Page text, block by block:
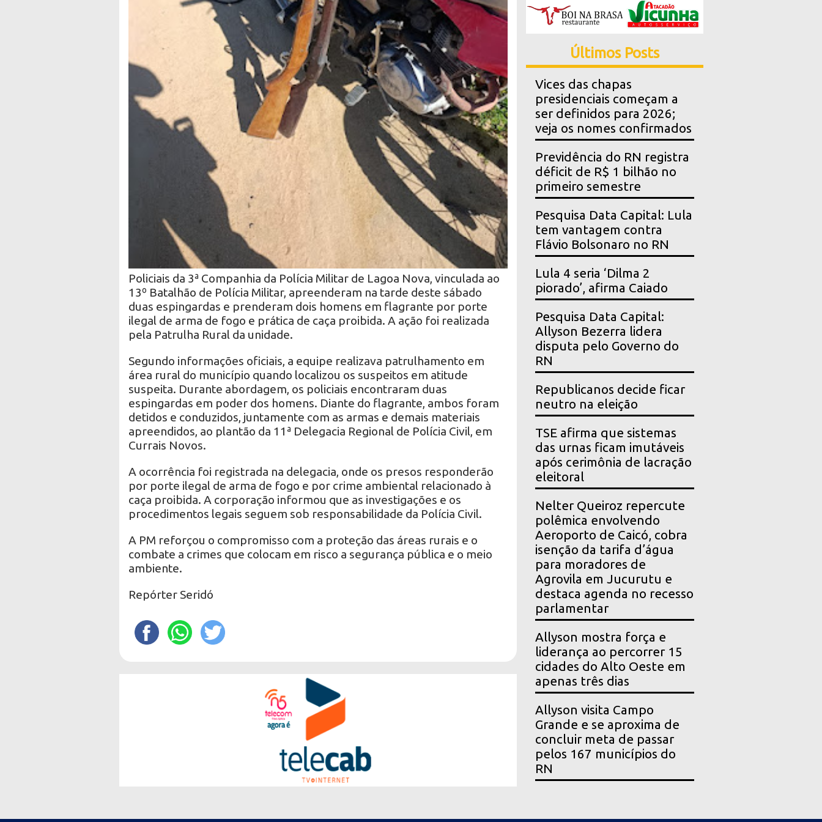
Policiais da 3ª Companhia da Polícia Militar de Lagoa Nova, vinculada ao
13º Batalhão de Polícia Militar, apreenderam na tarde deste sábado
duas espingardas e prenderam dois homens em flagrante por porte
ilegal de arma de fogo e prática de caça proibida. A ação foi realizada
pela Patrulha Rural da unidade.
Segundo informações oficiais, a equipe realizava patrulhamento em
área rural do município quando localizou os suspeitos em atitude
suspeita. Durante abordagem, os policiais encontraram duas
espingardas em poder dos homens. Diante do flagrante, ambos foram
detidos e conduzidos, juntamente com as armas e demais materiais
apreendidos, ao plantão da 11ª Delegacia Regional de Polícia Civil, em
Currais Novos.
A ocorrência foi registrada na delegacia, onde os presos responderão
por porte ilegal de arma de fogo e por crime ambiental relacionado à
caça proibida. A corporação informou que as investigações e os
procedimentos legais seguem sob responsabilidade da Polícia Civil.
A PM reforçou o compromisso com a proteção das áreas rurais e o
combate a crimes que colocam em risco a segurança pública e o meio
ambiente.
Repórter Seridó
Últimos Posts
Vices das chapas
presidenciais começam a
ser definidos para 2026;
veja os nomes confirmados
Previdência do RN registra
déficit de R$ 1 bilhão no
primeiro semestre
Pesquisa Data Capital: Lula
tem vantagem contra
Flávio Bolsonaro no RN
Lula 4 seria ‘Dilma 2
piorado’, afirma Caiado
Pesquisa Data Capital:
Allyson Bezerra lidera
disputa pelo Governo do
RN
Republicanos decide ficar
neutro na eleição
TSE afirma que sistemas
das urnas ficam imutáveis
após cerimônia de lacração
eleitoral
Nelter Queiroz repercute
polêmica envolvendo
Aeroporto de Caicó, cobra
isenção da tarifa d’água
para moradores de
Agrovila em Jucurutu e
destaca agenda no recesso
parlamentar
Allyson mostra força e
liderança ao percorrer 15
cidades do Alto Oeste em
apenas três dias
Allyson visita Campo
Grande e se aproxima de
concluir meta de passar
pelos 167 municípios do
RN